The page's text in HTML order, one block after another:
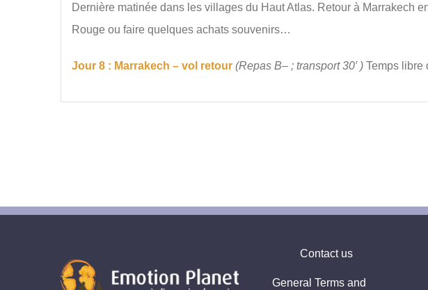
Dernière matinée dans les villages du Haut Atlas. Retour à Marrakech
Rouge ou faire quelques achats souvenirs…
Jour 8 : Marrakech – vol retour (Repas B– ; transport 30′ ) Temps libre
Contact us
General Terms and